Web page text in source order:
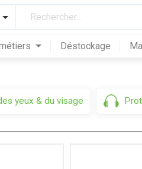
Déstockage
de sécurité
yeux & du visage